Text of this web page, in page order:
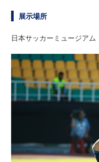
展示場所
日本サッカーミュージアム